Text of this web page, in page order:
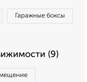
Гаражные боксы
(9)